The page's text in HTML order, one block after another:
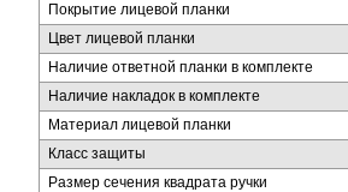
Покрытие лицевой планки
Цвет лицевой планки
Наличие ответной планки в комплекте
Наличие накладок в комплекте
Материал лицевой планки
Класс защиты
Размер сечения квадрата ручки